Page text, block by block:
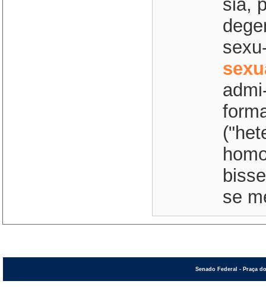
sia,
se
Senado Federal - Praça